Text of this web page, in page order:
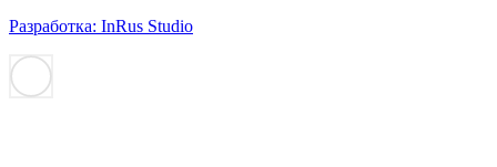
Разработка: InRus Studio